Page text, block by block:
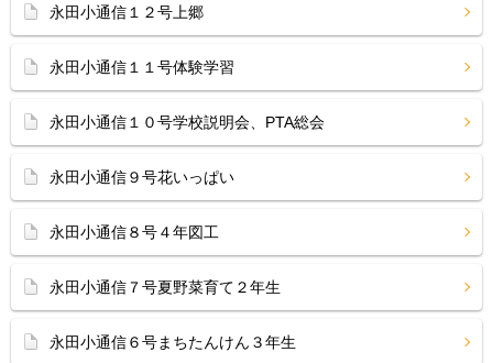
永田小通信１２号上郷
永田小通信１１号体験学習
永田小通信１０号学校説明会、PTA総会
永田小通信９号花いっぱい
永田小通信８号４年図工
永田小通信７号夏野菜育て２年生
永田小通信６号まちたんけん３年生